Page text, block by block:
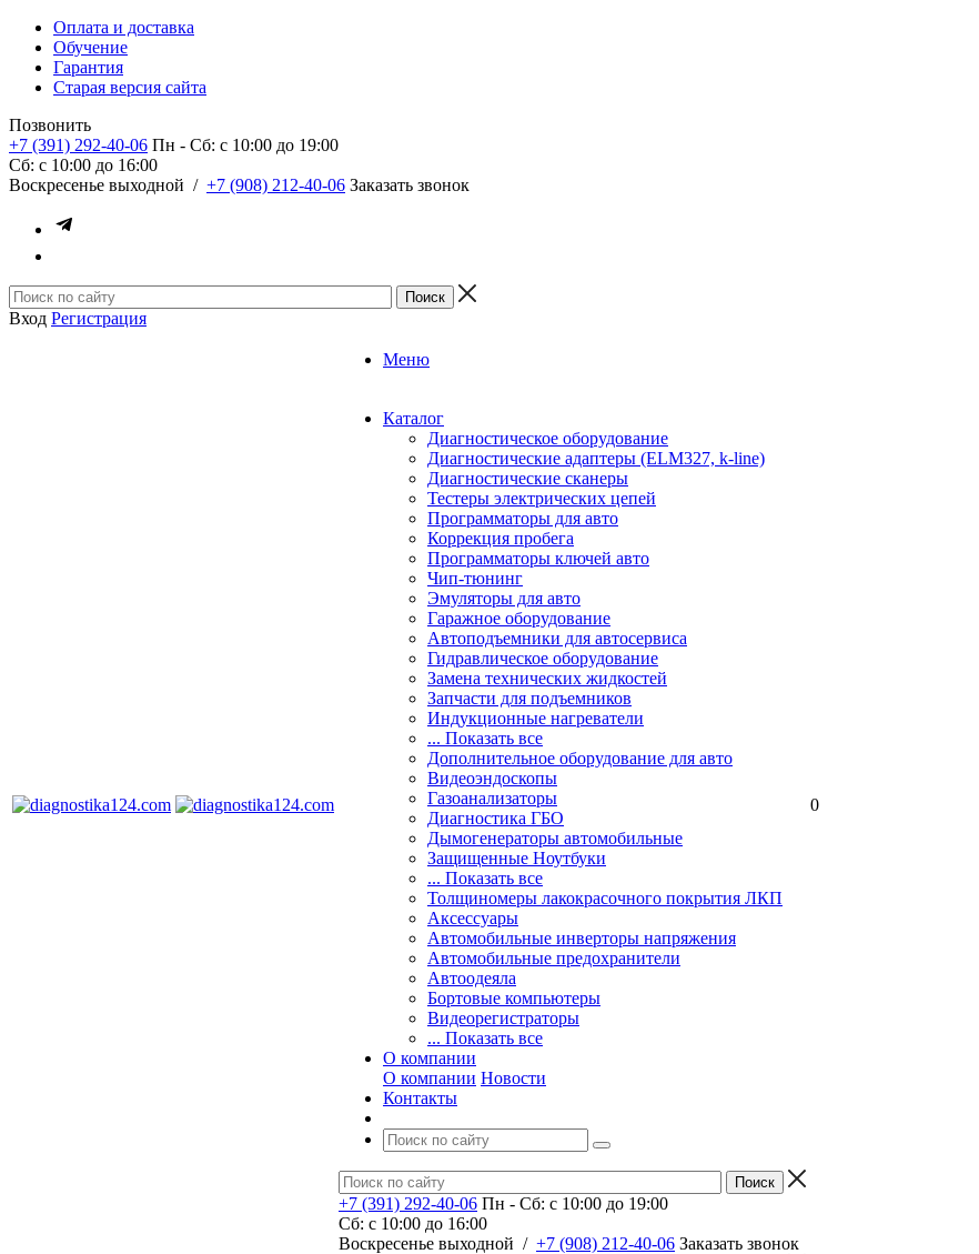
Оплата и доставка
Обучение
Гарантия
Старая версия сайта
Позвонить
+7 (391) 292-40-06 Пн - Сб: c 10:00 до 19:00
Сб: c 10:00 до 16:00
​Воскресенье выходной / +7 (908) 212-40-06 Заказать звонок
Вход Регистрация
Меню
Каталог
Диагностическое оборудование
Диагностические адаптеры (ELM327, k-line)
Диагностические сканеры
Тестеры электрических цепей
Программаторы для авто
Коррекция пробега
Программаторы ключей авто
Чип-тюнинг
Эмуляторы для авто
Гаражное оборудование
Автоподъемники для автосервиса
Гидравлическое оборудование
Замена технических жидкостей
Запчасти для подъемников
Индукционные нагреватели
... Показать все
Дополнительное оборудование для авто
Видеоэндоскопы
Газоанализаторы
Диагностика ГБО
Дымогенераторы автомобильные
Защищенные Ноутбуки
... Показать все
Толщиномеры лакокрасочного покрытия ЛКП
Аксессуары
Автомобильные инверторы напряжения
Автомобильные предохранители
Автоодеяла
Бортовые компьютеры
Видеорегистраторы
... Показать все
О компании
О компании Новости
Контакты
+7 (391) 292-40-06 Пн - Сб: c 10:00 до 19:00
Сб: c 10:00 до 16:00
​Воскресенье выходной / +7 (908) 212-40-06 Заказать звонок
0